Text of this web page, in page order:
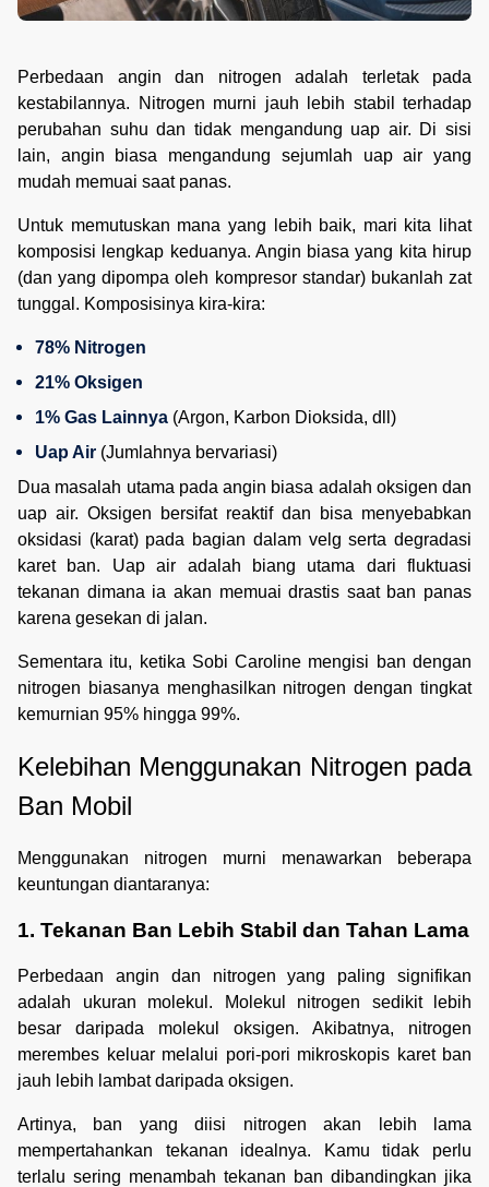
Perbedaan angin dan nitrogen adalah terletak pada
kestabilannya. Nitrogen murni jauh lebih stabil terhadap
perubahan suhu dan tidak mengandung uap air. Di sisi
lain, angin biasa mengandung sejumlah uap air yang
mudah memuai saat panas.
Untuk memutuskan mana yang lebih baik, mari kita lihat
komposisi lengkap keduanya. Angin biasa yang kita hirup
(dan yang dipompa oleh kompresor standar) bukanlah zat
tunggal. Komposisinya kira-kira:
78% Nitrogen
21% Oksigen
1% Gas Lainnya (Argon, Karbon Dioksida, dll)
Uap Air (Jumlahnya bervariasi)
Dua masalah utama pada angin biasa adalah oksigen dan
uap air. Oksigen bersifat reaktif dan bisa menyebabkan
oksidasi (karat) pada bagian dalam velg serta degradasi
karet ban. Uap air adalah biang utama dari fluktuasi
tekanan dimana ia akan memuai drastis saat ban panas
karena gesekan di jalan.
Sementara itu, ketika Sobi Caroline mengisi ban dengan
nitrogen biasanya menghasilkan nitrogen dengan tingkat
kemurnian 95% hingga 99%.
Kelebihan Menggunakan Nitrogen pada
Ban Mobil
Menggunakan nitrogen murni menawarkan beberapa
keuntungan diantaranya:
1. Tekanan Ban Lebih Stabil dan Tahan Lama
Perbedaan angin dan nitrogen yang paling signifikan
adalah ukuran molekul. Molekul nitrogen sedikit lebih
besar daripada molekul oksigen. Akibatnya, nitrogen
merembes keluar melalui pori-pori mikroskopis karet ban
jauh lebih lambat daripada oksigen.
Artinya, ban yang diisi nitrogen akan lebih lama
mempertahankan tekanan idealnya. Kamu tidak perlu
terlalu sering menambah tekanan ban dibandingkan jika